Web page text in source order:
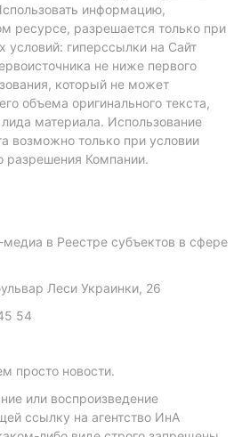
информацию,
ресурсе, разрешается только при
гиперссылки на Сайт
не ниже первого
который не может
объема оригинального текста,
материала. Использование
возможно только при условии
разрешения Компании.
в Реестре субъектов в сфере
Леси Украинки, 26
54
просто новости.
или воспроизведение
ссылку на агентство ИнА